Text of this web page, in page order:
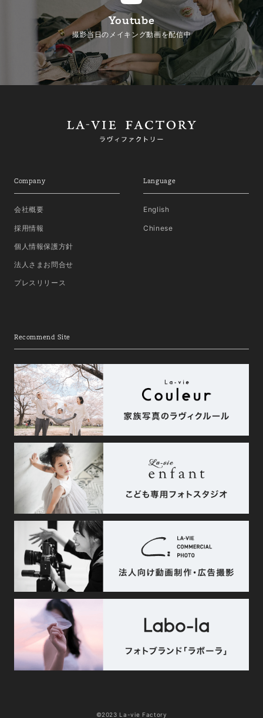
Youtube
撮影当日のメイキング動画を配信中
Company
会社概要
採用情報
個人情報保護方針
法人さまお問合せ
プレスリリース
Language
English
Chinese
Recommend Site
©2023 La-vie Factory